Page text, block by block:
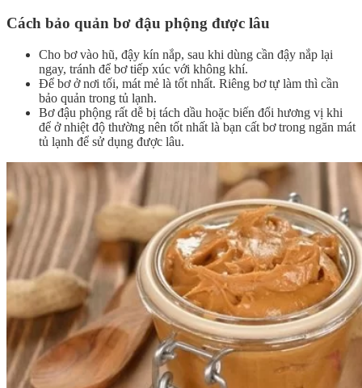
Cách bảo quản bơ đậu phộng được lâu
Cho bơ vào hũ, đậy kín nắp, sau khi dùng cần đậy nắp lại
ngay, tránh để bơ tiếp xúc với không khí.
Để bơ ở nơi tối, mát mẻ là tốt nhất. Riêng bơ tự làm thì cần
bảo quản trong tủ lạnh.
Bơ đậu phộng rất dễ bị tách dầu hoặc biến đổi hương vị khi
để ở nhiệt độ thường nên tốt nhất là bạn cất bơ trong ngăn mát
tủ lạnh để sử dụng được lâu.